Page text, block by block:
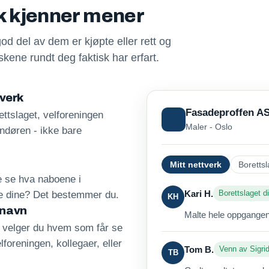
kjenner mener
del av dem er kjøpte eller rett og
rundt deg faktisk har erfart.
velforeningen
- ikke bare
se hva naboene i
dine? Det bestemmer du.
du hvem som får se
kollegaer, eller
Fasadeproffen
Maler - Oslo
Mitt nettverk
KH Kari H. Borettslaget
Malte hele
TB Tom B. Venn av Sigrid